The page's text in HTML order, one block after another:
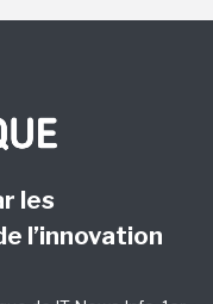
les
l’innovation